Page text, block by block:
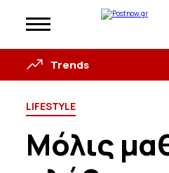
Trends
LIFESTYLE
Μόλις